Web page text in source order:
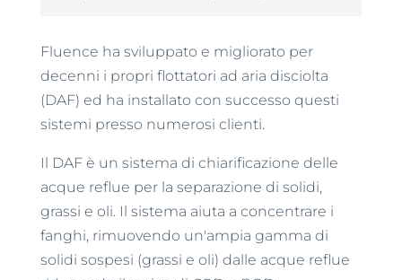
Fluence ha sviluppato e migliorato per
decenni i propri flottatori ad aria disciolta
(DAF) ed ha installato con successo questi
sistemi presso numerosi clienti.
Il DAF è un sistema di chiarificazione delle
acque reflue per la separazione di solidi,
grassi e oli. Il sistema aiuta a concentrare i
fanghi, rimuovendo un'ampia gamma di
solidi sospesi (grassi e oli) dalle acque reflue